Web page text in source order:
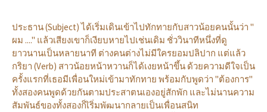
ประธาน (Subject) ได้เริ่มเดินเข้าไปทักทายกับสาวน้อยคนนั้นว่า "
ผม ...." แล้วเสียงเขาก็เงียบหายไปเช่นเดิม ชั่ววินาทีหนึ่งที่ดู
ยาวนานเป็นหลายนาที ต่างคนต่างไม่มีใครยอมปลิปาก แต่แล้ว
กริยา (Verb) สาวน้อยหน้าหวานก็ได้เงยหน้าขึ้น ด้วยความดีใจเป็น
ครั้งแรกที่เธอมีเพื่อนใหม่เข้ามาทักทาย พร้อมกับพูดว่า "ต้องการ"
ทั้งสองคนพูดด้วยกันตามประสาตนเองอยู่สักพัก และไม่นานความ
สัมพันธ์ของทั้งสองก็เิริ่มพัฒนากลายเป็นเพื่อนสนิท